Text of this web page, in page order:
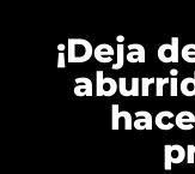
¡Deja